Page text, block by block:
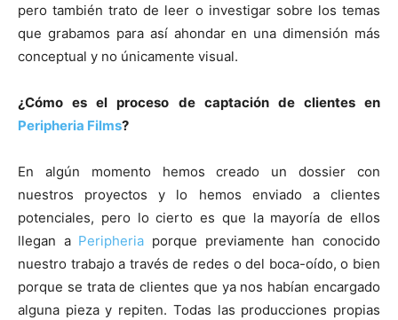
pero también trato de leer o investigar sobre los temas
que grabamos para así ahondar en una dimensión más
conceptual y no únicamente visual.
¿Cómo es el proceso de captación de clientes en
Peripheria Films?
En algún momento hemos creado un dossier con
nuestros proyectos y lo hemos enviado a clientes
potenciales, pero lo cierto es que la mayoría de ellos
llegan a Peripheria porque previamente han conocido
nuestro trabajo a través de redes o del boca-oído, o bien
porque se trata de clientes que ya nos habían encargado
alguna pieza y repiten. Todas las producciones propias